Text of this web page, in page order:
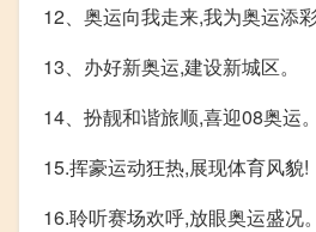
12、奥运向我走来,我为奥运添彩
13、办好新奥运,建设新城区。
14、扮靓和谐旅顺,喜迎08奥运。
15.挥豪运动狂热,展现体育风貌!
16.聆听赛场欢呼,放眼奥运盛况。